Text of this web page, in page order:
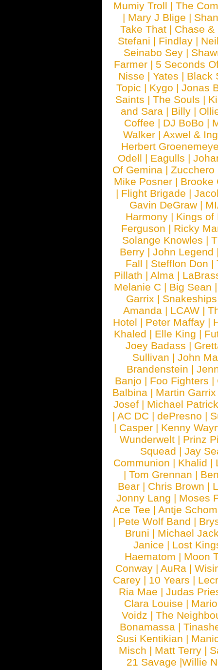
Mumiy Troll |The
| Mary J Blige |
Take That | Chase &
Stefani | Findlay |
Seinabo Sey |
Farmer | 5 Seconds
Nisse | Yates | Black
Topic | Kygo | Jonas
Saints | The Souls |
and Sara | Billy |
Coffee | DJ BoBo |
Walker | Axwel &
Herbert
Odell | Eagulls |
Of Gemina |Zucchero
Mike Posner | Brooke
| Flight Brigade |
Gavin DeGraw |
Harmony | Kings of
Ferguson | Ricky
Solange Knowles |
Berry |John Legend
Fall | Stefflon Don |
Pillath |Alma |
Melanie C | Big Sean
Garrix |
Amanda | LCAW |
Hotel | Peter Maffay |
Khaled | Elle King |
Joey Badass |
Sullivan | John
Brandenstein |
Banjo | Foo Fighters |
Balbina | Martin
Josef | Michael
|AC DC |dePresno |
| Casper | Kenny
Wunderwelt | Prinz
Squead |Jay
Communion | Khalid |
|Tom Grennan |
Bear | Chris Brown |
Jonny Lang | Moses
Ace Tee |Antje
| Pete Wolf Band |
Bruni | Michael
Janice | Lost
Haematom | Moon
Conway |AuRa |
Carey | 10 Years |
Ria Mae |Judas
Clara Louise |
Voidz |The
Bonamassa |
Susi Kentikian |
Misch | Matt Terry |
21 Savage |Willie